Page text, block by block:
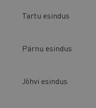
Tartu esindus
Pärnu esindus
Jõhvi esindus